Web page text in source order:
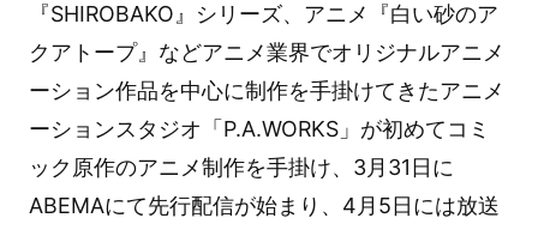
『SHIROBAKO』シリーズ、アニメ『白い砂のア
クアトープ』などアニメ業界でオリジナルアニメ
ーション作品を中心に制作を手掛けてきたアニメ
ーションスタジオ「P.A.WORKS」が初めてコミ
ック原作のアニメ制作を手掛け、3月31日に
ABEMAにて先行配信が始まり、4月5日には放送